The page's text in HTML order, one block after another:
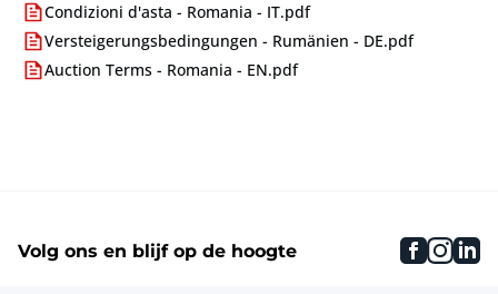
Condizioni d'asta - Romania - IT.pdf
Versteigerungsbedingungen - Rumänien - DE.pdf
Auction Terms - Romania - EN.pdf
Volg ons en blijf op de hoogte